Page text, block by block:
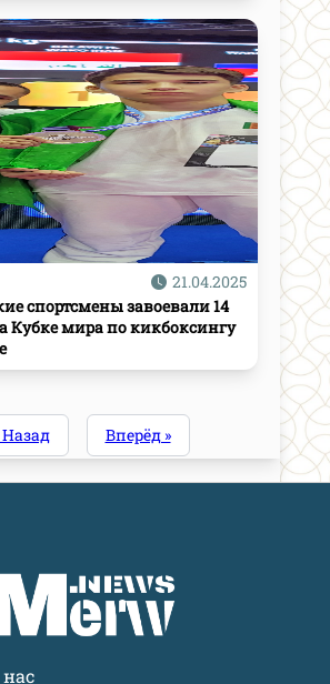
21.04.2025
спортсмены завоевали 14
Кубке мира по кикбоксингу
Назад Вперёд »